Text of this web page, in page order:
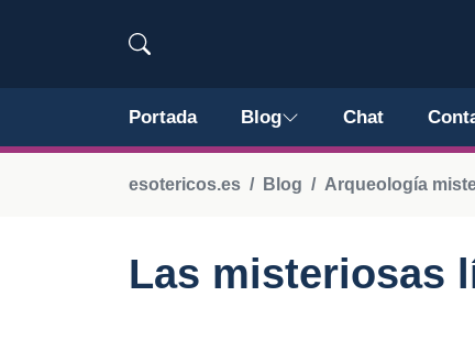
Portada Blog Chat
esotericos.es Blog Arqueología
Las misteriosas